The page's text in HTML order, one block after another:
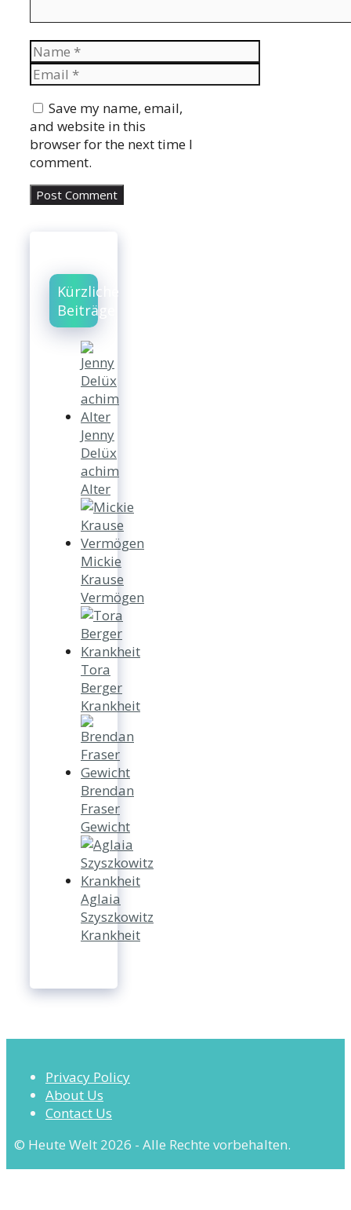
Name
Email
Save my name, email,
and website in this
browser for the next time I
comment.
Kürzliche
Beiträge
Jenny
Delüx
achim
Alter
Mickie
Krause
Vermögen
Tora
Berger
Krankheit
Brendan
Fraser
Gewicht
Aglaia
Szyszkowitz
Krankheit
Privacy Policy
About Us
Contact Us
© Heute Welt 2026 - Alle Rechte vorbehalten.